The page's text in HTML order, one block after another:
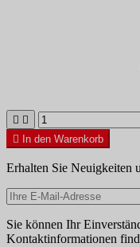
 

In den Warenkorb
Erhalten Sie Neuigkeiten
Sie können Ihr
Kontaktinformationen